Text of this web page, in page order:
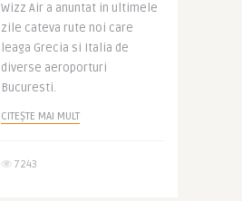
Wizz Air a anuntat in ultimele
zile cateva rute noi care
leaga Grecia si Italia de
diverse aeroporturi
Bucuresti.
CITEȘTE MAI MULT
7243